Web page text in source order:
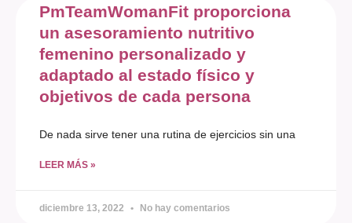
PmTeamWomanFit proporciona
un asesoramiento nutritivo
femenino personalizado y
adaptado al estado físico y
objetivos de cada persona
De nada sirve tener una rutina de ejercicios sin una
LEER MÁS »
diciembre 13, 2022 No hay comentarios